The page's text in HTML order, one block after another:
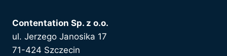
Contentation Sp. z o.o.
ul. Jerzego Janosika 17
71-424 Szczecin